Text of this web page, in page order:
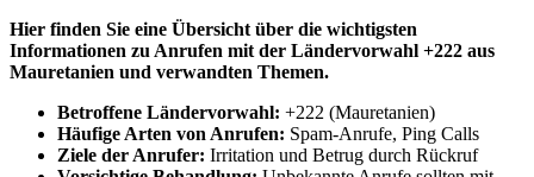
Hier finden Sie eine Übersicht über die wichtigsten
Informationen zu Anrufen mit der Ländervorwahl +222 aus
Mauretanien und verwandten Themen.
Betroffene Ländervorwahl: +222 (Mauretanien)
Häufige Arten von Anrufen: Spam-Anrufe, Ping Calls
Ziele der Anrufer: Irritation und Betrug durch Rückruf